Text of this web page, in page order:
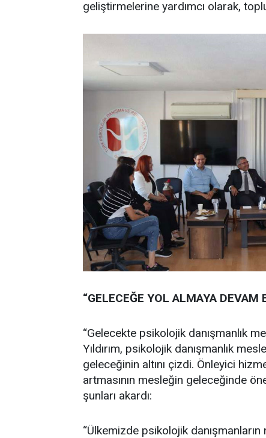
geliştirmelerine yardımcı olarak,
“GELECEĞE YOL ALMAYA DEVAM
“Gelecekte psikolojik danışmanlık
Yıldırım, psikolojik danışmanlık
geleceğinin altını çizdi. Önleyici
artmasının mesleğin geleceğinde
şunları akardı:
“Ülkemizde psikolojik